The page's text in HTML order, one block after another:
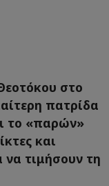
στο
πατρίδα
το «παρών»
και
τιμήσουν τη